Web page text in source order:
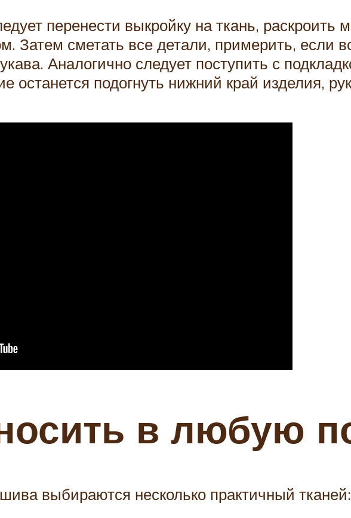
перенести выкройку на ткань, раскроить
Затем сметать все детали, примерить, если
Аналогично следует поступить с
останется подогнуть нижний край изделия,
в любую
выбираются несколько практичный тканей: